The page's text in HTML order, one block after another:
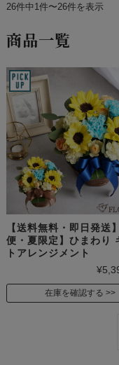
26件中1件〜26件を表示
商品一覧
【送料無料・即日発送
便・夏限定】ひまわり
トアレンジメント
在庫を確認する